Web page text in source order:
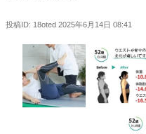
投稿ID: 18oted 2025年6月14日 08:41